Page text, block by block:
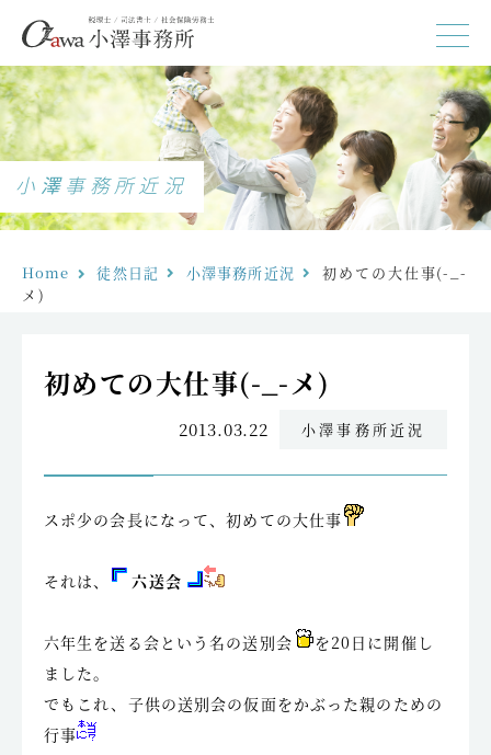
小澤事務所近況
Home 徒然日記 小澤事務所近況
初めての大仕事(-_-
メ)
初めての大仕事(-_-メ)
2013.03.22 小澤事務所近況
スポ少の会長になって、初めての大仕事
それは、 六送会
六年生を送る会という名の送別会
を20日に開催し
ました。
でもこれ、子供の送別会の仮面をかぶった親のための
行事